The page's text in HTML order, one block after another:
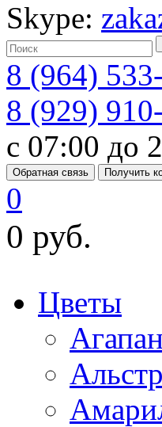
Skype:
8 (964)
8 (929)
с 07:00 до
Обратная связь Получить
0
0 руб.
Цветы